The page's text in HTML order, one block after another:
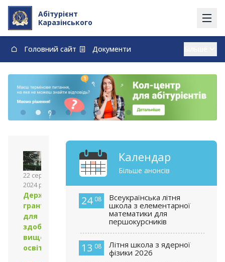
Абітурієнт
Каразінського
Головний сайт
Документи
Вступ із тимчасово окупованих території
Контакти
Карта
Договори про навчання та оплату навчання
vstup@karazin.ua
0-800-33-48-73
22 серпня
2024 року
Державні
гранти
для
здобувачів
вищої
освіти
Календар
Більше анонсів
24 08
Всеукраїнська літня
школа з елементарної
математики для
першокурсників
13 08
Літня школа з ядерної
фізики 2026